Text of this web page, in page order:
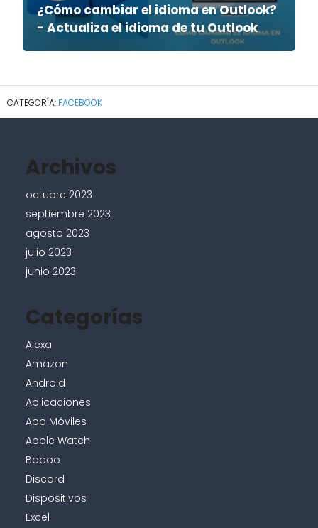
¿Cómo cambiar el idioma en Outlook?
- Actualiza el idioma de tu Outlook
FACEBOOK
Archivos
octubre 2023
septiembre 2023
agosto 2023
julio 2023
junio 2023
Categorías
Alexa
Amazon
Android
Aplicaciones
App Móviles
Apple Watch
Badoo
Discord
Dispositivos
Excel